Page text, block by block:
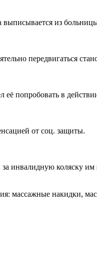
из
передвигаться
её попробовать в
от соц. защиты.
инвалидную коляску им
массажные накидки,